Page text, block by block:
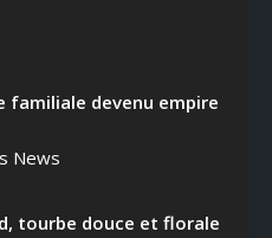
familiale devenu empire
News
tourbe douce et florale